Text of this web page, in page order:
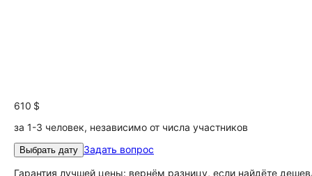
610 $
за 1-3 человек, независимо от числа участников
Выбрать дату Задать вопрос
Гарантия лучшей цены: вернём разницу, если найдёте